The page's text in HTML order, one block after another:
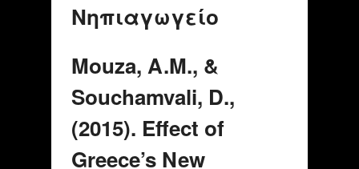
Νηπιαγωγείο
Mouza, A.M., &
Souchamvali, D.,
(2015). Effect of
Greece’s New